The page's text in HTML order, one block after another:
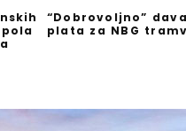
“Dobrovoljno”
plata za NBG